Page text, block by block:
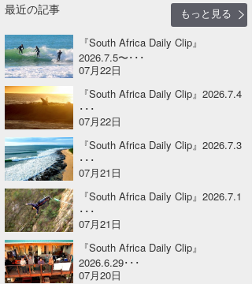
最近の記事
もっと見る
『South Africa Daily Clip』
2026.7.5〜･･･
07月22日
『South Africa Daily Clip』2026.7.4
･･･
07月22日
『South Africa Daily Clip』2026.7.3
･･･
07月21日
『South Africa Daily Clip』2026.7.1
･･･
07月21日
『South Africa Daily Clip』
2026.6.29･･･
07月20日
ライター/寄稿メディア
Core Surf Japan
Naoya Kimoto
mitsuteru Kamio
Yasunari Inoue
Yoshiyuki Obata
arukasvision
メディア
SURFMEDIA
Colors MAGAZINE
WAVAL
波伝説アンバサダー/プロライダー
福島寿実子
中浦“JET”章
嵯峨明日香
波伝説スタッフ
☆加藤
+☆maki☆+
波伝説